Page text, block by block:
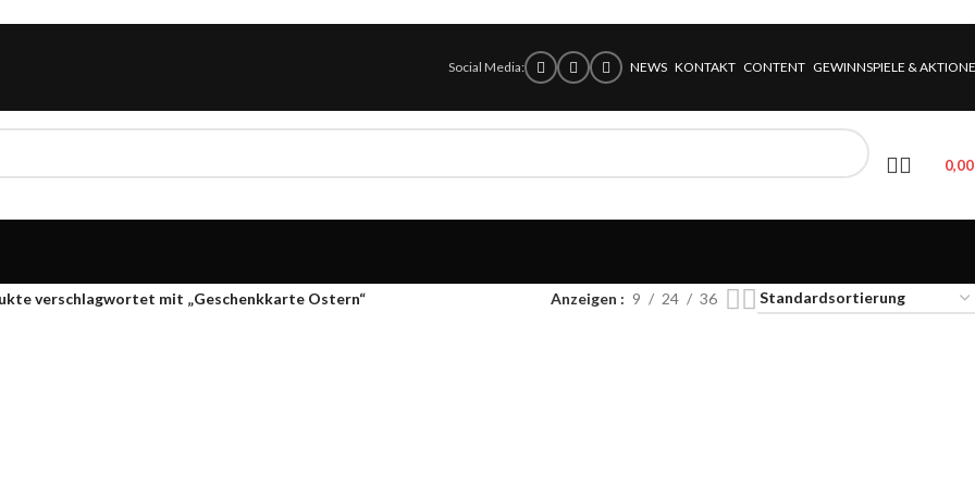
Social Media: NEWS KONTAKT CONTENT GEWINNSPIELE &
verschlagwortet mit „Geschenkkarte Ostern“ Anzeigen 9 24 36